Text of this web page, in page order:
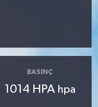
BASINÇ
1014 HPA hpa